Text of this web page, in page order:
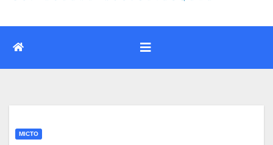
МІСТО